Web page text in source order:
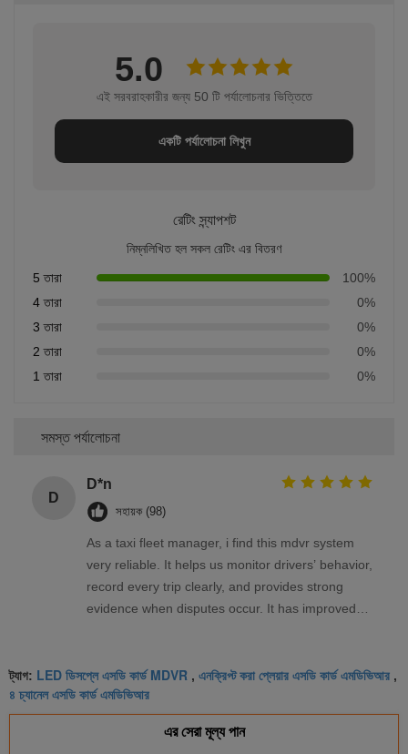
5.0
এই সরবরাহকারীর জন্য 50 টি পর্যালোচনার ভিত্তিতে
একটি পর্যালোচনা লিখুন
রেটিং স্ন্যাপশট
নিম্নলিখিত হল সকল রেটিং এর বিতরণ
5 তারা
100%
4 তারা
0%
3 তারা
0%
2 তারা
0%
1 তারা
0%
সমস্ত পর্যালোচনা
D
D*n
সহায়ক (98)
As a taxi fleet manager, i find this mdvr system
very reliable. It helps us monitor drivers’ behavior,
record every trip clearly, and provides strong
evidence when disputes occur. It has improved
ট্যাগ: LED ডিসপ্লে এসডি কার্ড MDVR , এনক্রিপ্ট করা প্লেয়ার এসডি কার্ড এমডিভিআর ,
৪ চ্যানেল এসডি কার্ড এমডিভিআর
এর সেরা মূল্য পান